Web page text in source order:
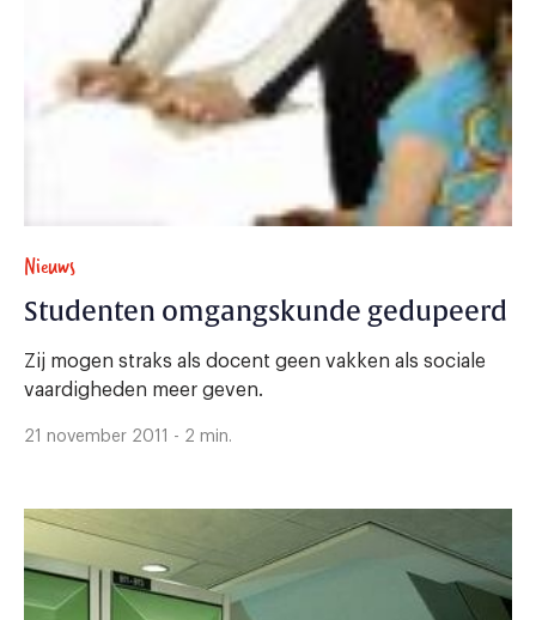
Nieuws
Studenten omgangskunde gedupeerd
Zij mogen straks als docent geen vakken als sociale
vaardigheden meer geven.
21 november 2011 - 2 min.